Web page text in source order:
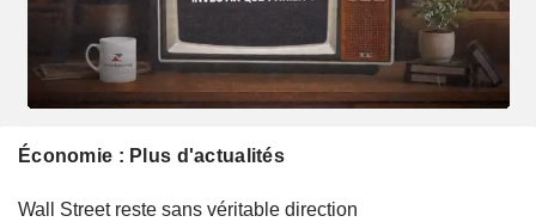
Économie : Plus d'actualités
Wall Street reste sans véritable direction